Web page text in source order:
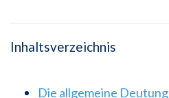
Inhaltsverzeichnis
Die allgemeine Deutung